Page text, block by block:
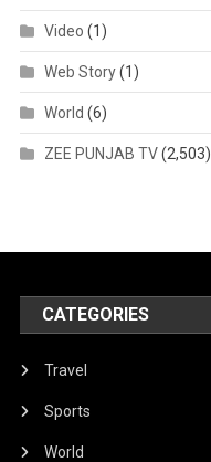
Video (1)
Web Story(1)
World (6)
ZEE PUNJAB TV(2,503)
CATEGORIES
Travel
Sports
World